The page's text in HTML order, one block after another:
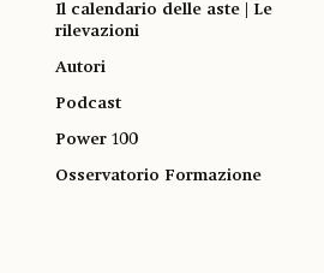
Il calendario delle aste | Le
rilevazioni
Autori
Podcast
Power 100
Osservatorio Formazione